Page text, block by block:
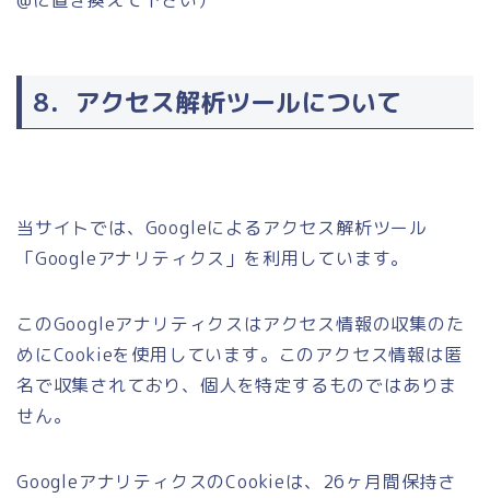
8．アクセス解析ツールについて
当サイトでは、Googleによるアクセス解析ツール
「Googleアナリティクス」を利用しています。
このGoogleアナリティクスはアクセス情報の収集のた
めにCookieを使用しています。このアクセス情報は匿
名で収集されており、個人を特定するものではありま
せん。
GoogleアナリティクスのCookieは、26ヶ月間保持さ